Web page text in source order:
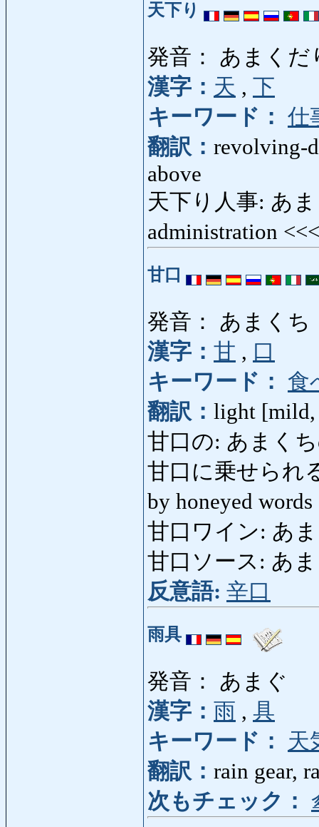
天下り
発音： あまくだ
漢字： 天 , 下
キーワード： 仕
翻訳： revolving-
above
天下り人事: あ
administration
甘口
発音： あまくち
漢字： 甘 , 口
キーワード：
食
翻訳： light [mild,
甘口の: あまく
甘口に乗せられ
by honeyed
甘口ワイン: あ
甘口ソース: あ
反意語: 辛口
雨具
発音： あまぐ
漢字： 雨 , 具
キーワード：
天
翻訳： rain gear,
次もチェック：